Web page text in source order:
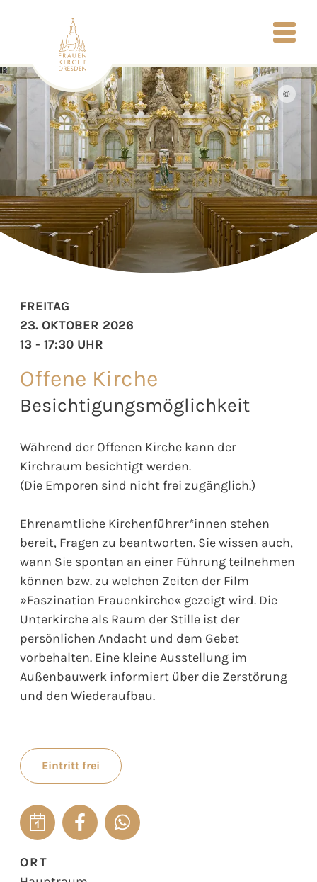
©
Offene Kirche
Besichtigungsmöglichkeit
Während der Offenen Kirche kann der
Kirchraum besichtigt werden.
(Die Emporen sind nicht frei zugänglich.)
Ehrenamtliche Kirchenführer*innen stehen
bereit, Fragen zu beantworten. Sie wissen auch,
wann Sie spontan an einer Führung teilnehmen
können bzw. zu welchen Zeiten der Film
»Faszination Frauenkirche« gezeigt wird. Die
Unterkirche als Raum der Stille ist der
persönlichen Andacht und dem Gebet
vorbehalten. Eine kleine Ausstellung im
Außenbauwerk informiert über die Zerstörung
und den Wiederaufbau.
Eintritt frei
FREITAG
23. OKTOBER 2026
13 - 17:30 UHR
ORT